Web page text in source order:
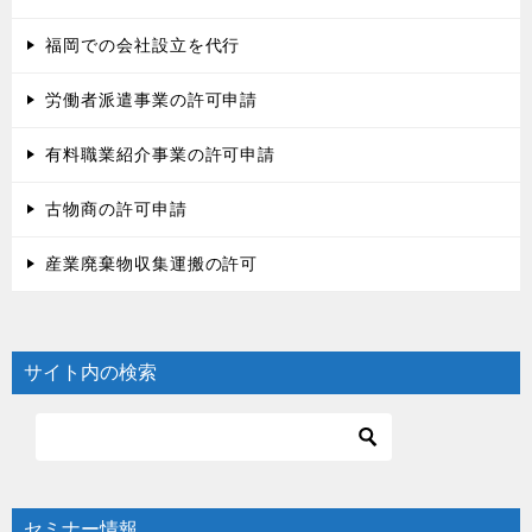
福岡での会社設立を代行
労働者派遣事業の許可申請
有料職業紹介事業の許可申請
古物商の許可申請
産業廃棄物収集運搬の許可
サイト内の検索